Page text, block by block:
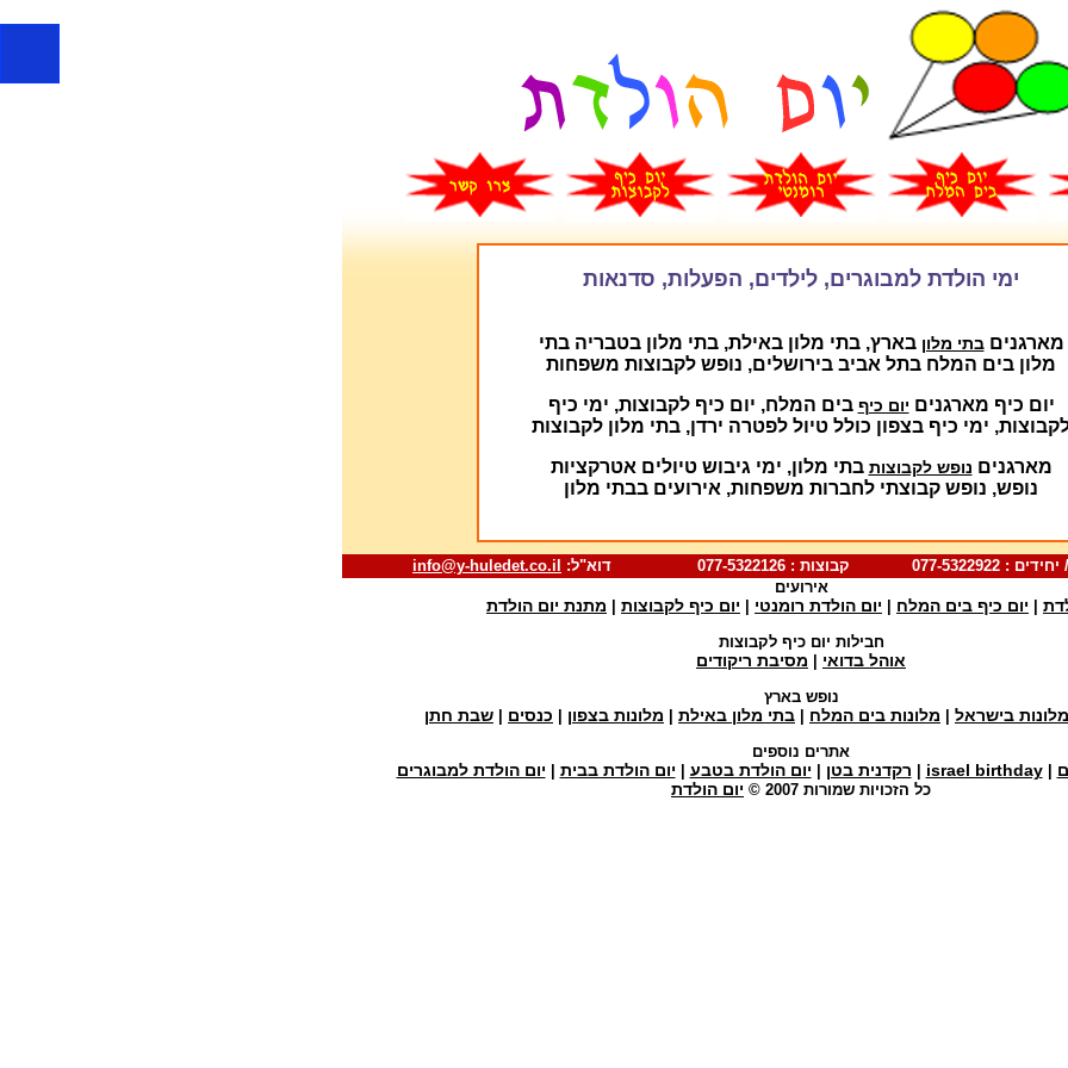
ימי הולדת למבוגרים, לילדים, הפעלות, סדנאות
מארגניםבתי מלון בארץ, בתי מלון באילת, בתי מלון בטבריה בתי
מלון בים המלח בתל אביב בירושלים, נופש לקבוצות משפחות
יום כיף מארגנים יום כיף בים המלח, יום כיף לקבוצות, ימי כיף
ימי כיף בצפון כולל טיול לפטרה ירדן, בתי מלון לקבוצות
מארגנים נופש לקבוצות בתי מלון, ימי גיבוש טיולים אטרקציות
נופש, נופש קבוצתי לחברות משפחות, אירועים בבתי מלון
: 077-5322126 דוא"ל:
info@y-huledet.co.il
אירועים
יום כיף בים המלח יום הולדת רומנטי יום כיף לקבוצות מתנת יום הולדת
חבילות יום כיף לקבוצות
אוהל בדואי מסיבת ריקודים
נופש בארץ
מלונות בישראל מלונות בים המלח בתי מלון באילת מלונות בצפון כנסים שבת חתן
אתרים נוספים
|
israel birthday רקדנית בטן יום הולדת בטבע יום הולדת בבית יום הולדת למבוגרים
כל הזכויות שמורות 2007 © יום הולדת